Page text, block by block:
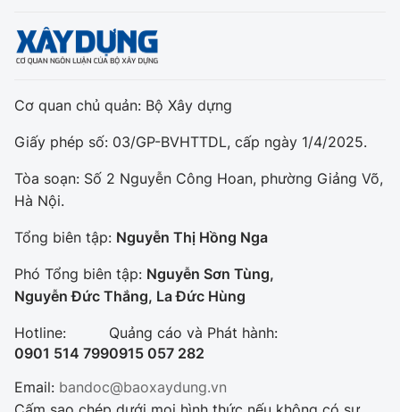
Cơ quan chủ quản: Bộ Xây dựng
Giấy phép số: 03/GP-BVHTTDL, cấp ngày 1/4/2025.
Tòa soạn: Số 2 Nguyễn Công Hoan, phường Giảng Võ,
Hà Nội.
Tổng biên tập: Nguyễn Thị Hồng Nga
Phó Tổng biên tập: Nguyễn Sơn Tùng,
Nguyễn Đức Thắng, La Đức Hùng
Hotline:
0901 514 799
Quảng cáo và Phát hành:
0915 057 282
Email: bandoc@baoxaydung.vn